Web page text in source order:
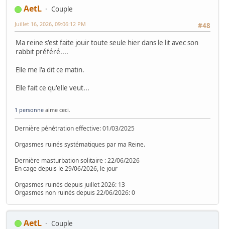
AetL
Couple
#48
Juillet 16, 2026, 09:06:12 PM
Ma reine s'est faite jouir toute seule hier dans le lit avec son
rabbit préféré....
Elle me l'a dit ce matin.
Elle fait ce qu'elle veut...
1 personne aime ceci.
Dernière pénétration effective: 01/03/2025
Orgasmes ruinés systématiques par ma Reine.
Dernière masturbation solitaire : 22/06/2026
En cage depuis le 29/06/2026, le jour
Orgasmes ruinés depuis juillet 2026: 13
Orgasmes non ruinés depuis 22/06/2026: 0
AetL
Couple